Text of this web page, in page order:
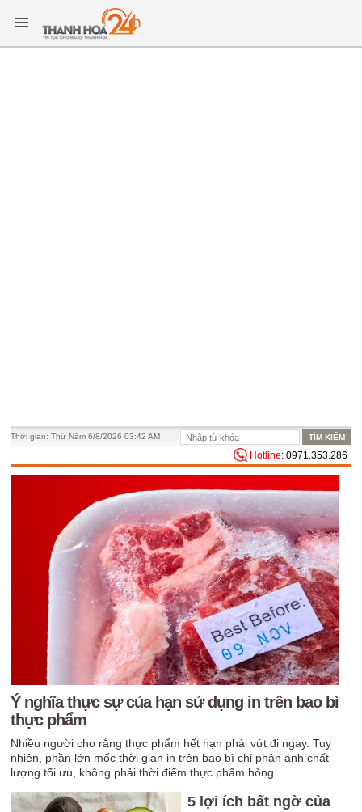
Thời gian:Thứ Năm 6/8/2026 03:42 AM
Hotline: 0971.353.286
Ý nghĩa thực sự của hạn sử dụng in trên bao bì
thực phẩm
Nhiều người cho rằng thực phẩm hết hạn phải vứt đi ngay. Tuy
nhiên, phần lớn mốc thời gian in trên bao bì chỉ phản ánh chất
lượng tối ưu, không phải thời điểm thực phẩm hỏng.
5 lợi ích bất ngờ của